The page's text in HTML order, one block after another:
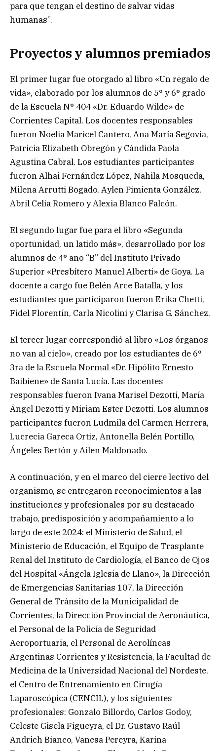
para que tengan el destino de salvar vidas
humanas”.
Proyectos y alumnos premiados
El primer lugar fue otorgado al libro «Un regalo de
vida», elaborado por los alumnos de 5° y 6° grado
de la Escuela N° 404 «Dr. Eduardo Wilde» de
Corrientes Capital. Los docentes responsables
fueron Noelia Maricel Cantero, Ana María Segovia,
Patricia Elizabeth Obregón y Cándida Paola
Agustina Cabral. Los estudiantes participantes
fueron Alhai Fernández López, Nahila Mosqueda,
Milena Arrutti Bogado, Aylen Pimienta González,
Abril Celia Romero y Alexia Blanco Falcón.
El segundo lugar fue para el libro «Segunda
oportunidad, un latido más», desarrollado por los
alumnos de 4° año “B” del Instituto Privado
Superior «Presbítero Manuel Alberti» de Goya. La
docente a cargo fue Belén Arce Batalla, y los
estudiantes que participaron fueron Erika Chetti,
Fidel Florentín, Carla Nicolini y Clarisa G. Sánchez.
El tercer lugar correspondió al libro «Los órganos
no van al cielo», creado por los estudiantes de 6°
3ra de la Escuela Normal «Dr. Hipólito Ernesto
Baibiene» de Santa Lucía. Las docentes
responsables fueron Ivana Marisel Dezotti, María
Ángel Dezotti y Miriam Ester Dezotti. Los alumnos
participantes fueron Ludmila del Carmen Herrera,
Lucrecia Gareca Ortiz, Antonella Belén Portillo,
Ángeles Bertón y Ailen Maldonado.
A continuación, y en el marco del cierre lectivo del
organismo, se entregaron reconocimientos a las
instituciones y profesionales por su destacado
trabajo, predisposición y acompañamiento a lo
largo de este 2024: el Ministerio de Salud, el
Ministerio de Educación, el Equipo de Trasplante
Renal del Instituto de Cardiología, el Banco de Ojos
del Hospital «Ángela Iglesia de Llano», la Dirección
de Emergencias Sanitarias 107, la Dirección
General de Tránsito de la Municipalidad de
Corrientes, la Dirección Provincial de Aeronáutica,
el Personal de la Policía de Seguridad
Aeroportuaria, el Personal de Aerolíneas
Argentinas Corrientes y Resistencia, la Facultad de
Medicina de la Universidad Nacional del Nordeste,
el Centro de Entrenamiento en Cirugía
Laparoscópica (CENCIL), y los siguientes
profesionales: Gonzalo Billordo, Carlos Godoy,
Celeste Gisela Figueyra, el Dr. Gustavo Raúl
Andrich Bianco, Vanesa Pereyra, Karina